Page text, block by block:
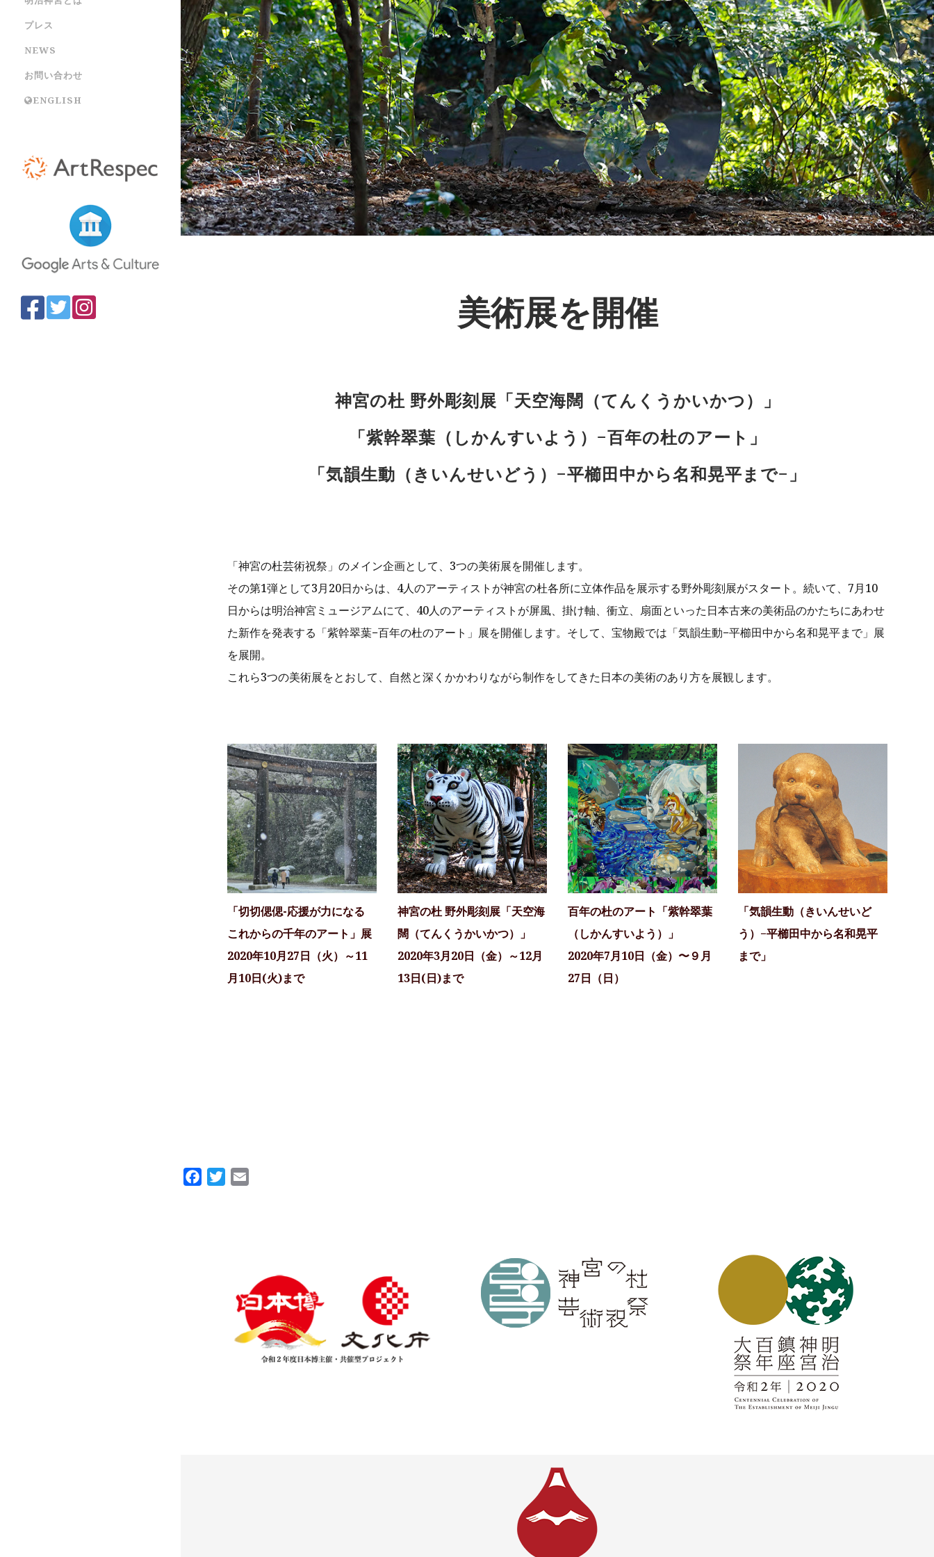
プレス
NEWS
お問い合わせ
ENGLISH
美術展を開催
神宮の杜 野外彫刻展「天空海闊（てんくうかいかつ）」
「紫幹翠葉（しかんすいよう）−百年の杜のアート」
「気韻生動（きいんせいどう）−平櫛田中から名和晃平まで−」
「神宮の杜芸術祝祭」のメイン企画として、3つの美術展を開催します。
その第1弾として3月20日からは、4人のアーティストが神宮の杜各所に立体作品を展示する野外彫刻展がスタート。続いて、7月10
日からは明治神宮ミュージアムにて、40人のアーティストが屏風、掛け軸、衝立、扇面といった日本古来の美術品のかたちにあわせ
た新作を発表する「紫幹翠葉−百年の杜のアート」展を開催します。そして、宝物殿では「気韻生動−平櫛田中から名和晃平まで」展
を展開。
これら3つの美術展をとおして、自然と深くかかわりながら制作をしてきた日本の美術のあり方を展観します。
「切切偲偲-応援が力になる
これからの千年のアート」展
2020年10月27日（火）～11
月10日(火)まで
神宮の杜 野外彫刻展「天空海
闊（てんくうかいかつ）」
2020年3月20日（金）～12月
13日(日)まで
百年の杜のアート「紫幹翠葉
（しかんすいよう）」
2020年7月10日（金）〜９月
27日（日）
「気韻生動（きいんせいど
う）−平櫛田中から名和晃平
まで」
FacebookTwitter